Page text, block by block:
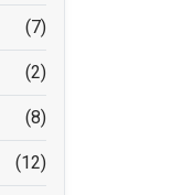
(7)
(2)
(8)
(12)